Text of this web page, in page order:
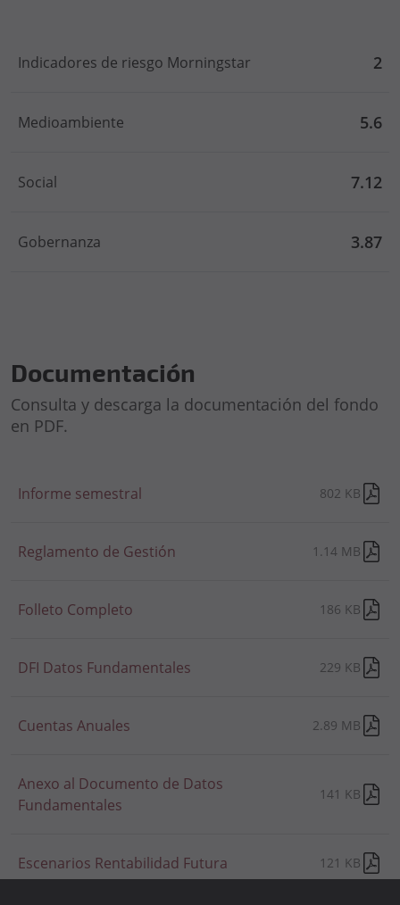
Indicadores de riesgo Morningstar 2
Medioambiente 5.6
Social 7.12
Gobernanza 3.87
Documentación
Consulta y descarga la documentación del fondo
en PDF.
Informe semestral 802 KB
Reglamento de Gestión 1.14 MB
Folleto Completo 186 KB
DFI Datos Fundamentales 229 KB
Cuentas Anuales 2.89 MB
Anexo al Documento de Datos
Fundamentales
141 KB
Escenarios Rentabilidad Futura 121 KB